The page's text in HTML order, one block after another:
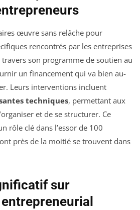
œuvre sans relâche pour
rencontrés par les entreprises
travers son programme de soutien au
un financement qui va bien au-
Leurs interventions incluent
techniques, permettant aux
et de se structurer. Ce
rôle clé dans l’essor de 100
près de la moitié se trouvent dans
sur
entrepreneurial